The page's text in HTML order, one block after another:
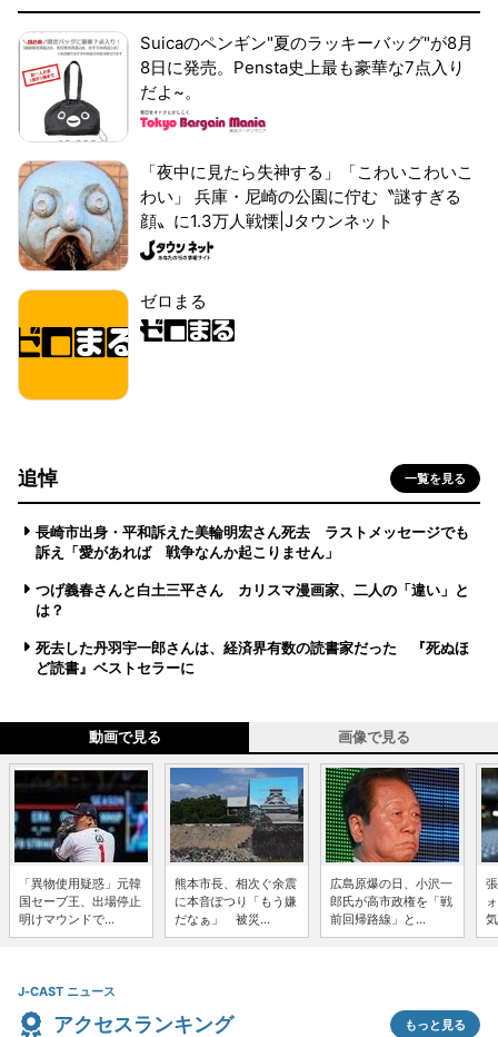
Suicaのペンギン"夏のラッキーバッグ"が8月
8日に発売。Pensta史上最も豪華な7点入り
だよ~。
「夜中に見たら失神する」「こわいこわいこ
わい」 兵庫・尼崎の公園に佇む〝謎すぎる
顔〟に1.3万人戦慄|Jタウンネット
ゼロまる
追悼 一覧を見る
長崎市出身・平和訴えた美輪明宏さん死去 ラストメッセージでも
訴え「愛があれば 戦争なんか起こりません」
つげ義春さんと白土三平さん カリスマ漫画家、二人の「違い」と
は？
死去した丹羽宇一郎さんは、経済界有数の読書家だった 『死ぬほ
ど読書』ベストセラーに
動画で見る 画像で見る
「異物使用疑惑」元韓
国セーブ王、出場停止
明けマウンドで...
熊本市長、相次ぐ余震
に本音ぽつり「もう嫌
だなぁ」 被災...
広島原爆の日、小沢一
郎氏が高市政権を「戦
前回帰路線」と...
J-CAST ニュース
アクセスランキング もっと見る